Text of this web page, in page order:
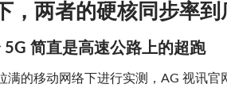
，两者的硬核同步率到
5G 简直是高速公路上的超跑
满的移动网络下进行实测，AG 视讯官